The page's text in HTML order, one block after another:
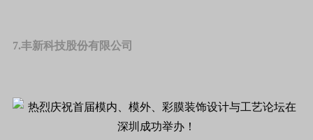
7.丰新科技股份有限公司